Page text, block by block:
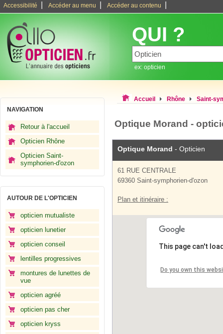
Accessibilité Accéder au menu Accéder au contenu
QUI ?
ex: opticien
NAVIGATION
Retour à l'accueil
Opticien Rhône
Opticien Saint-
symphorien-d'ozon
AUTOUR DE L'OPTICIEN
opticien mutualiste
opticien lunetier
opticien conseil
lentilles progressives
montures de lunettes de
vue
opticien agréé
opticien pas cher
opticien kryss
Accueil Rhône Saint-
Optique Morand -
Optique Morand - Opticien
61 RUE CENTRALE
69360 Saint-symphorien-d'ozon
Plan et itinéraire :
This page can't
Do you own this